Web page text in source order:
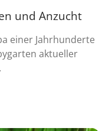
und Anzucht
einer Jahrhunderte
aktueller